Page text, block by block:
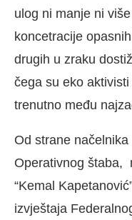
ulog ni manje ni
koncetracije
drugih u zraku
čega su eko
trenutno među
Od strane
Operativnog štaba,
“Kemal
izvještaja